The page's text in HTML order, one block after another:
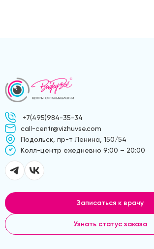
+7(495)984-35-34
call-centr@vizhuvse.com
Подольск, пр-т Ленина, 150/54
Kолл-центр ежедневно 9:00 – 20:00
Записаться к врачу
Узнать статус заказа